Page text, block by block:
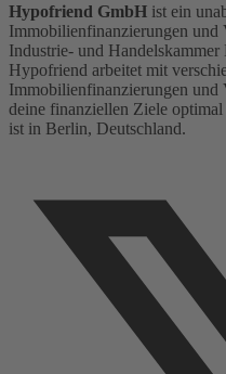
Hypofriend GmbH ist ein
Immobilienfinanzierungen und
Industrie- und
Hypofriend arbeitet mit
Immobilienfinanzierungen und
deine finanziellen Ziele
ist in Berlin, Deutschland.